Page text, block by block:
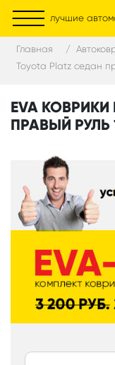
лучшие
Главная
Toyota Platz седан
EVA КОВРИКИ
ПРАВЫЙ РУЛЬ